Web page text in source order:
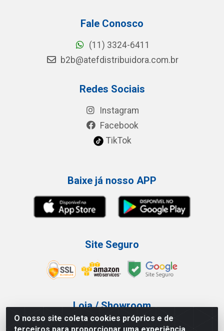
O nosso site coleta cookies próprios e de
Fale Conosco
(11) 3324-6411
b2b@atefdistribuidora.com.br
Redes Sociais
Instagram
Facebook
TikTok
Baixe já nosso APP
Site Seguro
Loja / Showroom
Tel.: (11) 3227-0546